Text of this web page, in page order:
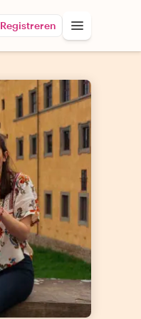
Registreren